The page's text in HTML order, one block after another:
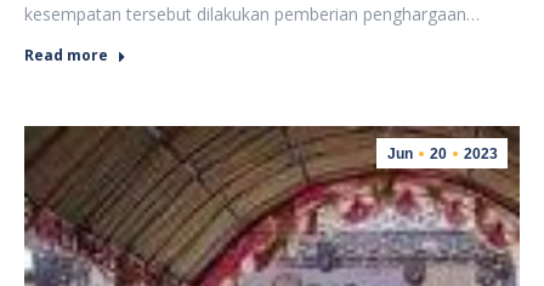
kesempatan tersebut dilakukan pemberian penghargaan…
Read more
Jun 20 2023